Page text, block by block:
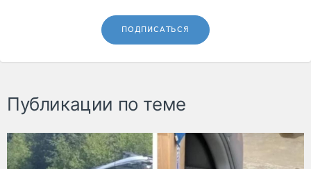
ПОДПИСАТЬСЯ
Публикации по теме